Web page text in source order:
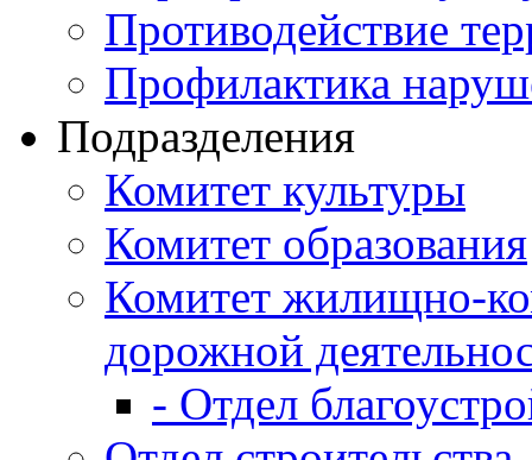
Противодействие
Профилактика
Подразделения
Комитет культуры
Комитет образования
Комитет жилищно-
дорожной
- Отдел